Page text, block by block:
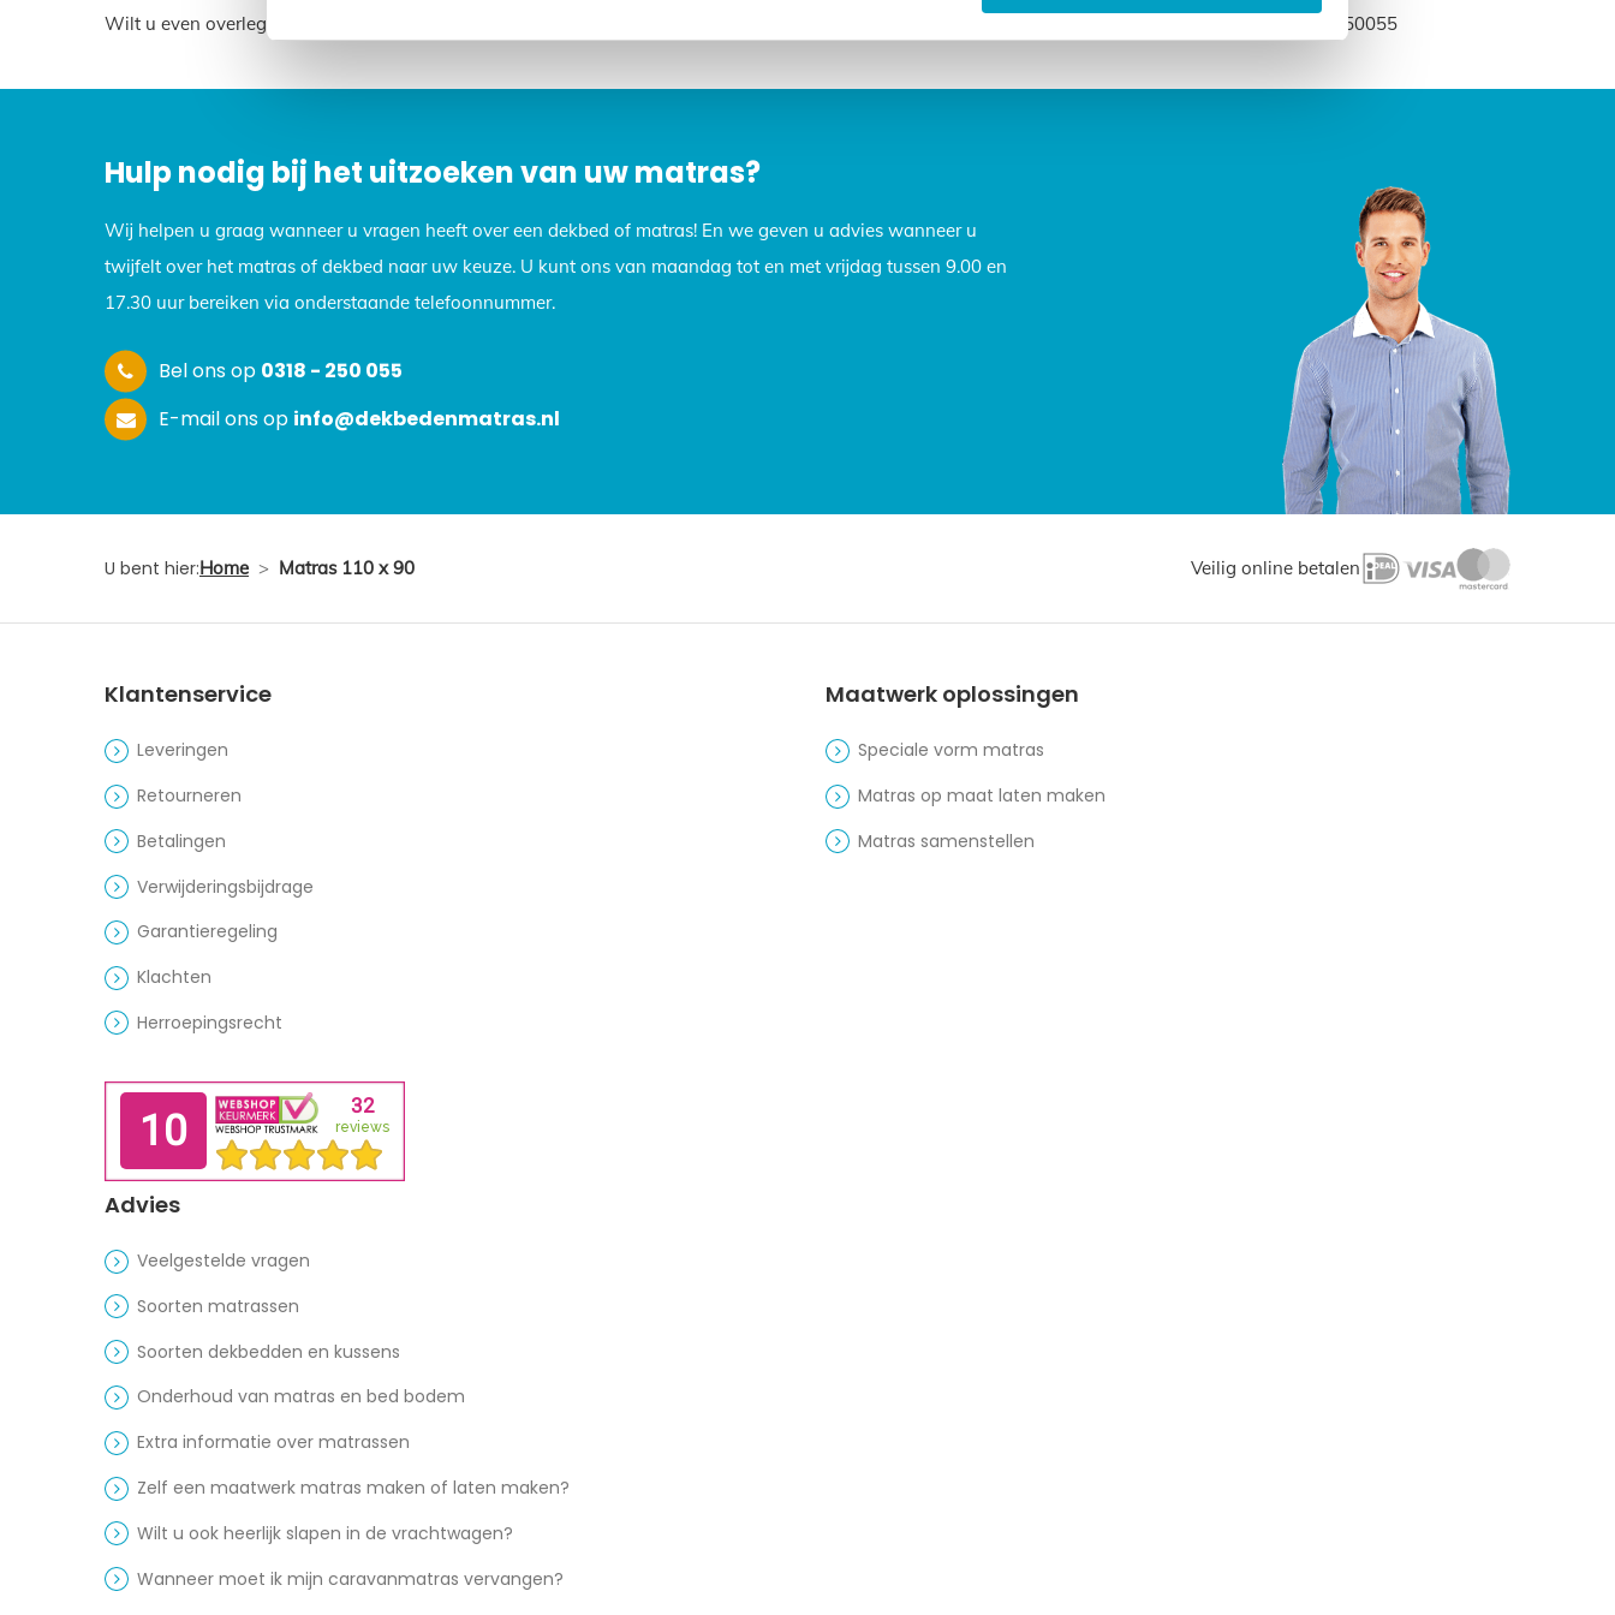
Wilt u even overleggen? Neem dan contact met ons op, we helpen u graag verder. Stuur een e-mail naar info@dekbedenmatras.nl of bel naar 0318-250055
Hulp nodig bij het uitzoeken van uw matras?
Wij helpen u graag wanneer u vragen heeft over een dekbed of matras! En we geven u advies wanneer u
twijfelt over het matras of dekbed naar uw keuze. U kunt ons van maandag tot en met vrijdag tussen 9.00 en
17.30 uur bereiken via onderstaande telefoonnummer.
Bel ons op 0318 - 250 055
E-mail ons op info@dekbedenmatras.nl
U bent hier:Home > Matras 110 x 90 Veilig online betalen
Klantenservice
Leveringen
Retourneren
Betalingen
Verwijderingsbijdrage
Garantieregeling
Klachten
Herroepingsrecht
Maatwerk oplossingen
Speciale vorm matras
Matras op maat laten maken
Matras samenstellen
Advies
Veelgestelde vragen
Soorten matrassen
Soorten dekbedden en kussens
Onderhoud van matras en bed bodem
Extra informatie over matrassen
Zelf een maatwerk matras maken of laten maken?
Wilt u ook heerlijk slapen in de vrachtwagen?
Wanneer moet ik mijn caravanmatras vervangen?